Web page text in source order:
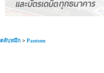
ตลับหมึก > Pantum